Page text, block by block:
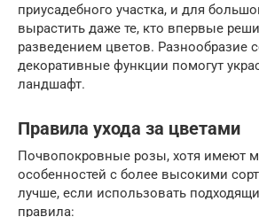
приусадебного участка, и для
вырастить даже те, кто впервые
разведением цветов. Разнообразие
декоративные функции помогут
ландшафт.
Правила ухода за цветами
Почвопокровные розы, хотя имеют
особенностей с более высокими
лучше, если использовать
правила: